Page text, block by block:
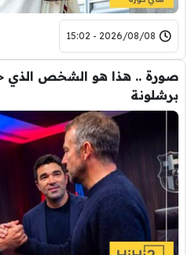
2026/08/08 - 15:02
صورة .. هذا هو الشخص الذي
برشلونة